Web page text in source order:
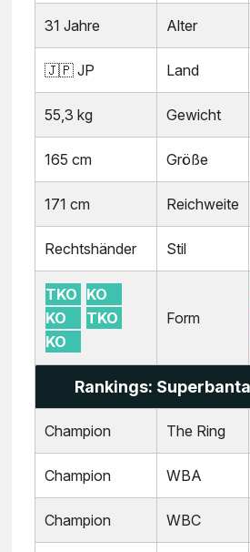
31 Jahre Alter
🇯🇵 JP Land
55,3 kg Gewicht
165 cm Größe
171 cm Reichweite
Rechtshänder Stil
TKO KO
KO
TKO
KO
Form
Rankings:
Champion The Ring
Champion WBA
Champion WBC